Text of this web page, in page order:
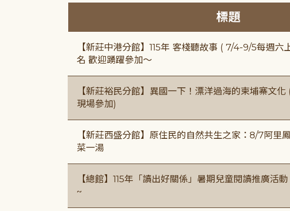
標題
【新莊中港分館】115年 客棧聽故事 ( 7/4-9/5每週六
名 歡迎踴躍參加～
【新莊裕民分館】異國一下！漂洋過海的柬埔寨文
現場參加)
【新莊西盛分館】原住民的自然共生之家：8/7阿里
菜一湯
【總館】115年「讀出好關係」暑期兒童閱讀推廣活
~